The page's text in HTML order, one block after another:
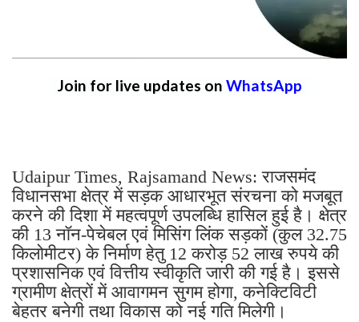
Join for live updates on WhatsApp
Udaipur Times, Rajsamand News: राजसमंद
विधानसभा क्षेत्र में सड़क आधारभूत संरचना को मजबूत
करने की दिशा में महत्वपूर्ण उपलब्धि हासिल हुई है। क्षेत्र
की 13 नॉन-पेचेबल एवं मिसिंग लिंक सड़कों (कुल 32.75
किलोमीटर) के निर्माण हेतु 12 करोड़ 52 लाख रुपये की
प्रशासनिक एवं वित्तीय स्वीकृति जारी की गई है। इससे
ग्रामीण क्षेत्रों में आवागमन सुगम होगा, कनेक्टिविटी
बेहतर बनेगी तथा विकास को नई गति मिलेगी।